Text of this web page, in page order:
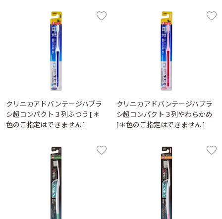
クリニカアドバンテージハブラ
シ超コンパクト３列ふつう [＊
色のご指定はできません]
クリニカアドバンテージハブラ
シ超コンパクト３列やわらかめ
[＊色のご指定はできません]